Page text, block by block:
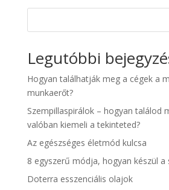
Legutóbbi
Hogyan találhatják meg a cégek a
munkaerőt?
Szempillaspirálok – hogyan találod
valóban kiemeli a tekinteted?
Az egészséges életmód kulcsa
8 egyszerű módja, hogyan készül a
Doterra esszenciális olajok